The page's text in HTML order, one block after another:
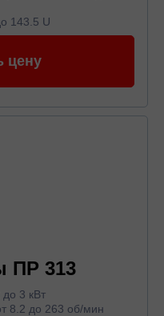
143.5 U
цену
ПР 313
до 3 кВт
8.2 до 263 об/мин